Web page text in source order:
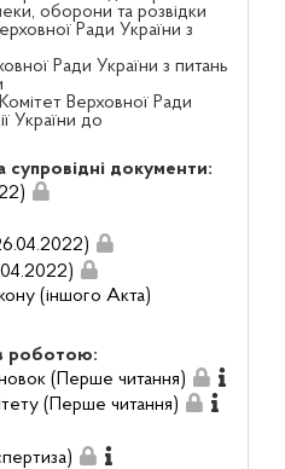
оборони та розвідки
Ради України з
Ради України з питань
Верховної Ради
України до
супровідні документи:
(іншого Акта)
роботою:
(Перше читання)
(Перше читання)